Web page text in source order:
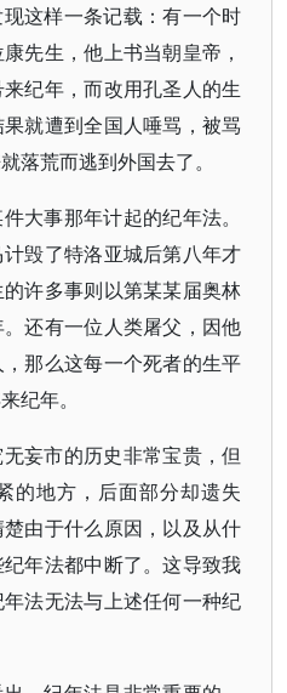
这样一条记载：有一个时
先生，他上书当朝皇帝，
纪年，而改用孔圣人的生
就遭到全国人唾骂，被骂
落荒而逃到外国去了。
大事那年计起的纪年法。
毁了特洛亚城后第八年才
许多事则以第某某届奥林
还有一位人类屠父，因他
那么这每一个死者的生平
纪年。
妄市的历史非常宝贵，但
的地方，后面部分却遗失
由于什么原因，以及从什
年法都中断了。这导致我
法无法与上述任何一种纪